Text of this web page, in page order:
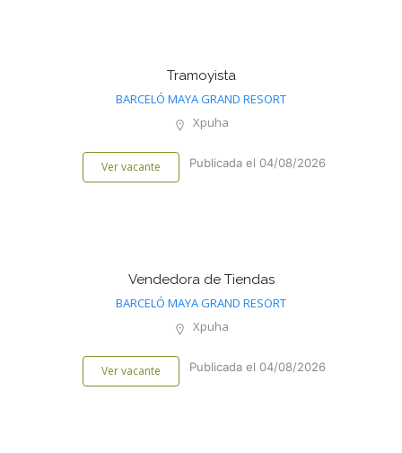
Tramoyista
BARCELÓ MAYA GRAND RESORT
Xpuha
Ver vacante Publicada el 04/08/2026
Vendedora de Tiendas
BARCELÓ MAYA GRAND RESORT
Xpuha
Ver vacante Publicada el 04/08/2026